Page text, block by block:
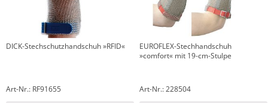
DICK-Stechschutzhandschuh »RFID«
Art-Nr.: RF91655
EUROFLEX-Stechhandschuh
»comfort« mit 19-cm-Stulpe
Art-Nr.: 228504